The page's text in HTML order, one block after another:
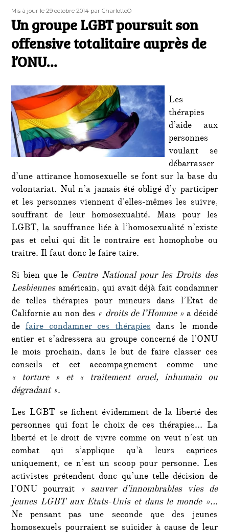
Publié
le
Mis à jour le 29 octobre 2014 Auteur
par CharlotteO
Un groupe LGBT poursuit son
offensive totalitaire auprès de
l’ONU…
Les
thérapies
d’aide aux
personnes
voulant se
débarrasser
d’une attirance homosexuelle se font sur la base du
volontariat. Nul n’a jamais été obligé d’y participer
et les personnes viennent d’elles-mêmes les suivre,
souffrant de leur homosexualité. Mais pour les
LGBT, la souffrance liée à l’homosexualité n’existe
pas et celui qui dit le contraire est homophobe ou
traitre. Il faut donc le faire taire.
Si bien que le Centre National pour les Droits des
Lesbiennesaméricain, qui avait déjà fait condamner
de telles thérapies pour mineurs dans l’Etat de
Californie au non des « droits de l’Homme » a décidé
de faire condamner ces thérapiesdans le monde
entier et s’adressera au groupe concerné de l’ONU
le mois prochain, dans le but de faire classer ces
conseils et cet accompagnement comme une
« torture » et « traitement cruel, inhumain ou
dégradant ».
Les LGBT se fichent évidemment de la liberté des
personnes qui font le choix de ces thérapies… La
liberté et le droit de vivre comme on veut n’est un
combat qui s’applique qu’à leurs caprices
uniquement, ce n’est un scoop pour personne. Les
activistes prétendent donc qu’une telle décision de
l’ONU pourrait « sauver d’innombrables vies de
jeunes LGBT aux Etats-Unis et dans le monde »…
Ne pensant pas une seconde que des jeunes
homosexuels pourraient se suicider à cause de leur